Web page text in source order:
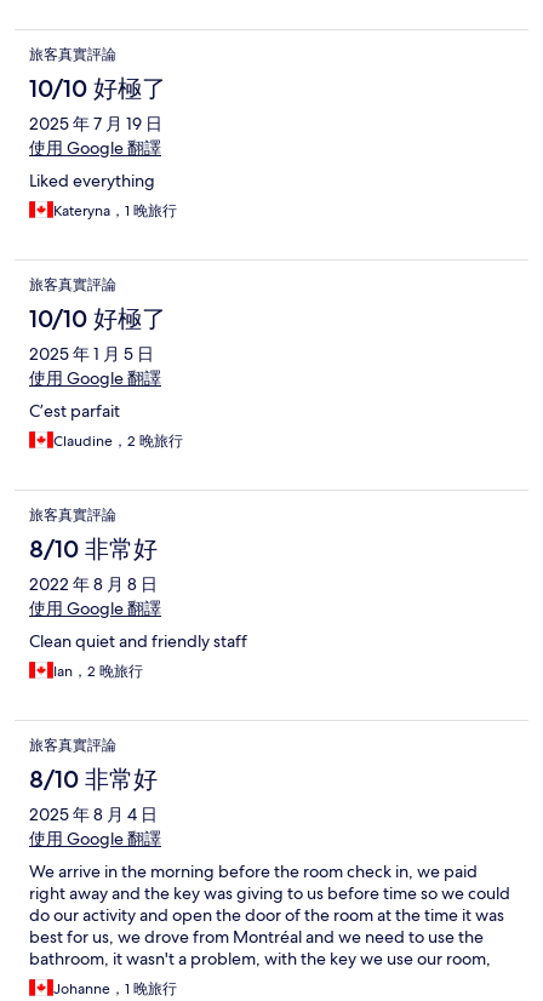
旅客真實評論
10/10 好極了
2025 年 7 月 19 日
使用 Google 翻譯
Liked everything
Kateryna，1 晚旅行
旅客真實評論
10/10 好極了
2025 年 1 月 5 日
使用 Google 翻譯
C’est parfait
Claudine，2 晚旅行
旅客真實評論
8/10 非常好
2022 年 8 月 8 日
使用 Google 翻譯
Clean quiet and friendly staff
Ian，2 晚旅行
旅客真實評論
8/10 非常好
2025 年 8 月 4 日
使用 Google 翻譯
We arrive in the morning before the room check in, we paid
right away and the key was giving to us before time so we could
do our activity and open the door of the room at the time it was
best for us, we drove from Montréal and we need to use the
bathroom, it wasn't a problem, with the key we use our room,
nice owner
Johanne，1 晚旅行